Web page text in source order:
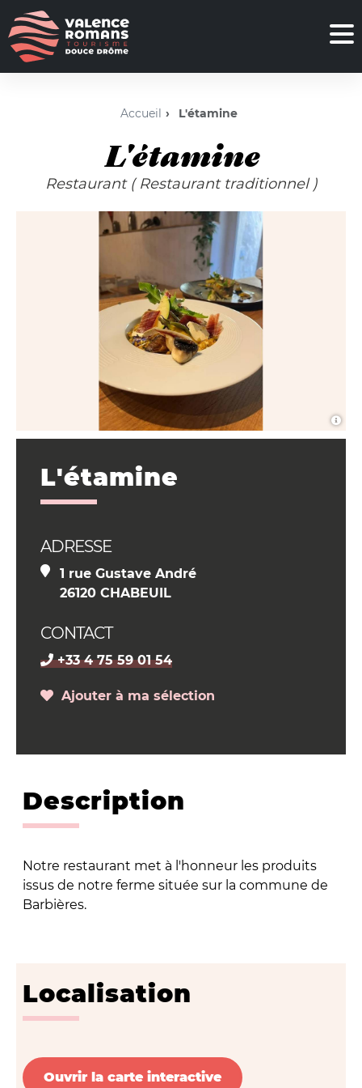
Accueil L'étamine
L'étamine
Restaurant ( Restaurant traditionnel )
L'étamine
ADRESSE
1 rue Gustave André
26120 CHABEUIL
CONTACT
+33 4 75 59 01 54
Ajouter à ma sélection
Description
Notre restaurant met à l'honneur les produits
issus de notre ferme située sur la commune de
Barbières.
Localisation
Ouvrir la carte interactive